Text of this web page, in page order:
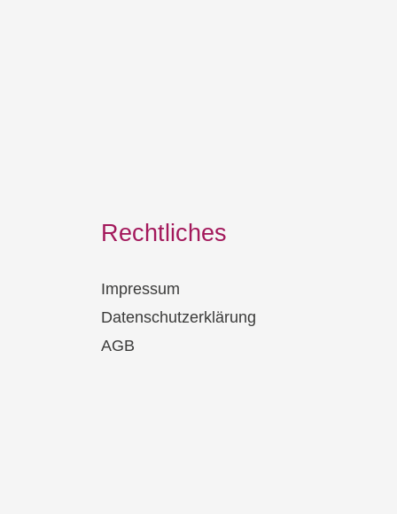
Rechtliches
Impressum
Datenschutzerklärung
AGB